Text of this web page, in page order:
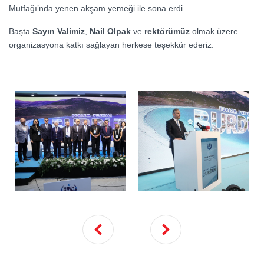
Mutfağı’nda yenen akşam yemeği ile sona erdi.
Başta Sayın Valimiz Nail Olpak ve rektörümüz olmak üzere
organizasyona katkı sağlayan herkese teşekkür ederiz.